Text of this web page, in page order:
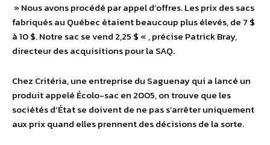
» Nous avons procédé par appel d’offres. Les prix des sacs
fabriqués au Québec étaient beaucoup plus élevés, de 7 $
à 10 $. Notre sac se vend 2,25 $ « , précise Patrick Bray,
directeur des acquisitions pour la SAQ.
Chez Critéria, une entreprise du Saguenay qui a lancé un
produit appelé Écolo-sac en 2005, on trouve que les
sociétés d’État se doivent de ne pas s’arrêter uniquement
aux prix quand elles prennent des décisions de la sorte.